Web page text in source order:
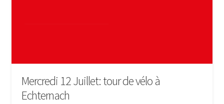
Mercredi 12 Juillet: tour de vélo à
Echternach